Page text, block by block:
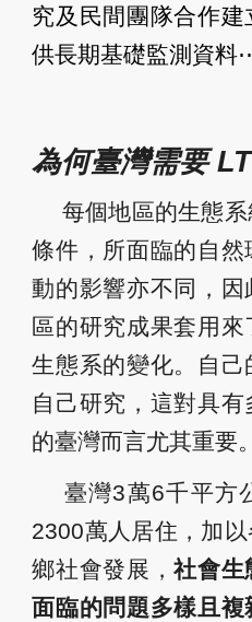
究及民間團隊合作
供長期基礎監測資料
為何臺灣需要
每個地區的生態
條件，所面臨的自
動的影響亦不同，
區的研究成果套用
生態系的變化。自
自己研究，這對具
的臺灣而言尤其重要。
臺灣3萬6千平方
2300萬人居住，加
鄉社會發展，社會生
面臨的問題多樣且